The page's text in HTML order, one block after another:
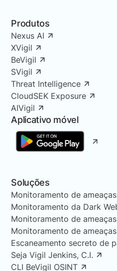
Produtos
Nexus AI
XVigil
BeVigil
SVigil
Threat Intelligence
CloudSEK Exposure
AIVigil
Aplicativo móvel
Soluções
Monitoramento de
Monitoramento da Dark
Monitoramento de
Monitoramento de
Escaneamento secreto de
Seja Vigil Jenkins, C.I.
CLI BeVigil OSINT